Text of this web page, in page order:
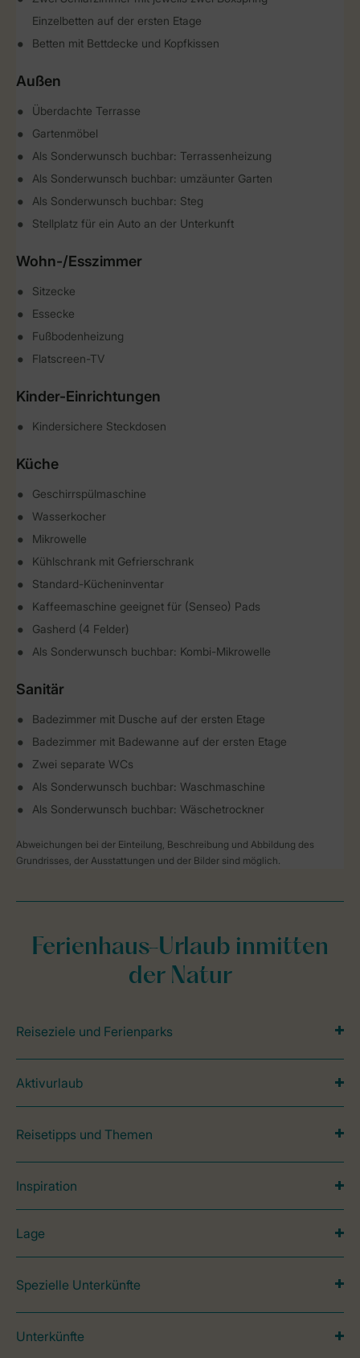
Einzelbetten auf der ersten Etage
Betten mit Bettdecke und Kopfkissen
Außen
Überdachte Terrasse
Gartenmöbel
Als Sonderwunsch buchbar: Terrassenheizung
Als Sonderwunsch buchbar: umzäunter Garten
Als Sonderwunsch buchbar: Steg
Stellplatz für ein Auto an der Unterkunft
Wohn-/Esszimmer
Sitzecke
Essecke
Fußbodenheizung
Flatscreen-TV
Kinder-Einrichtungen
Kindersichere Steckdosen
Küche
Geschirrspülmaschine
Wasserkocher
Mikrowelle
Kühlschrank mit Gefrierschrank
Standard-Kücheninventar
Kaffeemaschine geeignet für (Senseo) Pads
Gasherd (4 Felder)
Als Sonderwunsch buchbar: Kombi-Mikrowelle
Sanitär
Badezimmer mit Dusche auf der ersten Etage
Badezimmer mit Badewanne auf der ersten Etage
Zwei separate WCs
Als Sonderwunsch buchbar: Waschmaschine
Als Sonderwunsch buchbar: Wäschetrockner
Abweichungen bei der Einteilung, Beschreibung und Abbildung des
Grundrisses, der Ausstattungen und der Bilder sind möglich.
Ferienhaus-Urlaub inmitten
der Natur
Reiseziele und Ferienparks
Aktivurlaub
Reisetipps und Themen
Inspiration
Lage
Spezielle Unterkünfte
Unterkünfte